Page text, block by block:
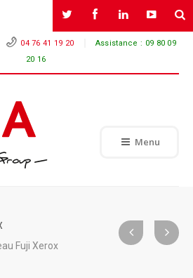
04 76 41 19 20 Assistance : 09 80 09
20 16
Menu
Fuji Xerox